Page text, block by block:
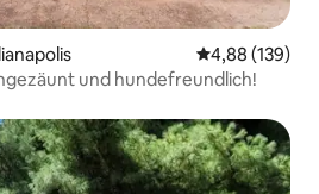
4,88 (139)
und hundefreundlich!